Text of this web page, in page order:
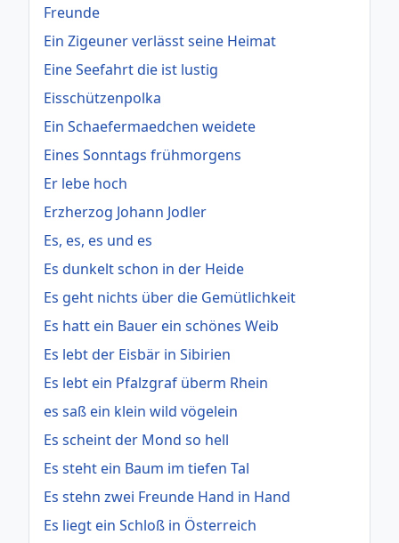
Freunde
Ein Zigeuner verlässt seine Heimat
Eine Seefahrt die ist lustig
Eisschützenpolka
Ein Schaefermaedchen weidete
Eines Sonntags frühmorgens
Er lebe hoch
Erzherzog Johann Jodler
Es, es, es und es
Es dunkelt schon in der Heide
Es geht nichts über die Gemütlichkeit
Es hatt ein Bauer ein schönes Weib
Es lebt der Eisbär in Sibirien
Es lebt ein Pfalzgraf überm Rhein
es saß ein klein wild vögelein
Es scheint der Mond so hell
Es steht ein Baum im tiefen Tal
Es stehn zwei Freunde Hand in Hand
Es liegt ein Schloß in Österreich